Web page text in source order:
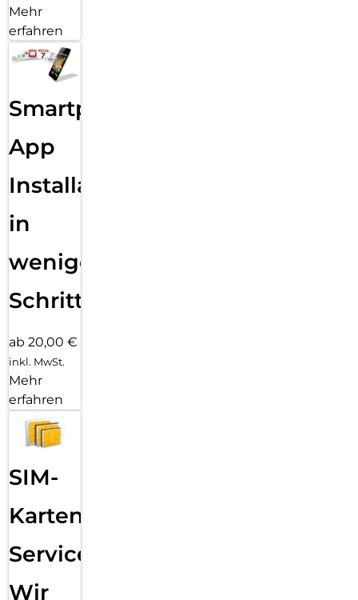
Mehr
erfahren
Smartphone
App
Installation
in
wenigen
Schritten
ab 20,00 €
inkl. MwSt.
Mehr
erfahren
SIM-
Karten
Service:
Wir